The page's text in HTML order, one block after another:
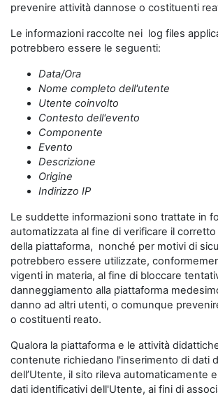
prevenire attività dannose o costituenti
Le informazioni raccolte nei log files
potrebbero essere le seguenti:
Data/Ora
Nome completo dell'utente
Utente coinvolto
Contesto dell'evento
Componente
Evento
Descrizione
Origine
Indirizzo IP
Le suddette informazioni sono trattate in
automatizzata al fine di verificare il
della piattaforma, nonché per motivi di
potrebbero essere utilizzate,
vigenti in materia, al fine di bloccare
danneggiamento alla piattaforma
danno ad altri utenti, o comunque
o costituenti reato.
Qualora la piattaforma e le attività
contenute richiedano l'inserimento di dati
dell’Utente, il sito rileva automaticamente
dati identificativi dell'Utente, ai fini di